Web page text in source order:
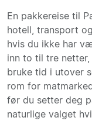
En pakkereise til
hotell, transport
hvis du ikke har
inn to til tre
bruke tid i utover
rom for
før du setter deg
naturlige valget